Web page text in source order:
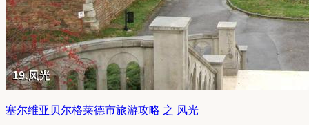
塞尔维亚贝尔格莱德市旅游攻略 之 风光